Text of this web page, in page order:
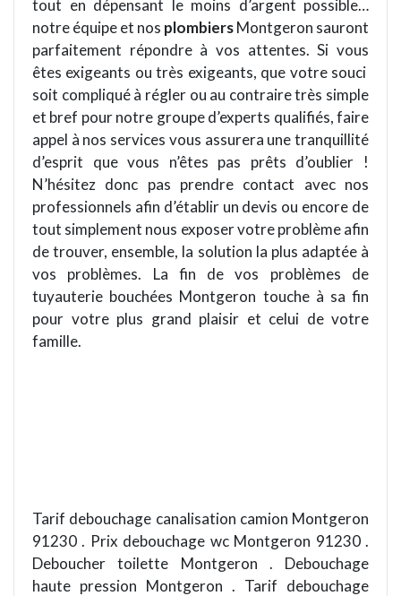
tout en dépensant le moins d’argent possible…
notre équipe et nos plombiersMontgeron sauront
parfaitement répondre à vos attentes. Si vous
êtes exigeants ou très exigeants, que votre souci
soit compliqué à régler ou au contraire très simple
et bref pour notre groupe d’experts qualifiés, faire
appel à nos services vous assurera une tranquillité
d’esprit que vous n’êtes pas prêts d’oublier !
N’hésitez donc pas prendre contact avec nos
professionnels afin d’établir un devis ou encore de
tout simplement nous exposer votre problème afin
de trouver, ensemble, la solution la plus adaptée à
vos problèmes. La fin de vos problèmes de
tuyauterie bouchées Montgeron touche à sa fin
pour votre plus grand plaisir et celui de votre
famille.
Tarif debouchage canalisation camion Montgeron
91230 . Prix debouchage wc Montgeron 91230 .
Deboucher toilette Montgeron . Debouchage
haute pression Montgeron . Tarif debouchage